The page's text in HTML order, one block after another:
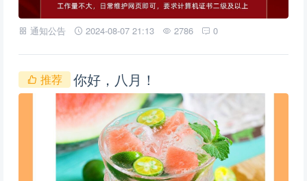
通知公告 2024-08-07 21:13 2786 0
推荐 你好，八月！